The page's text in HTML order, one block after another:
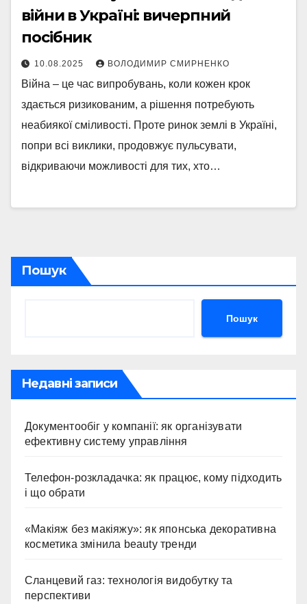
війни в Україні: вичерпний
посібник
10.08.2025 ВОЛОДИМИР СМИРНЕНКО
Війна – це час випробувань, коли кожен крок
здається ризикованим, а рішення потребують
неабиякої сміливості. Проте ринок землі в Україні,
попри всі виклики, продовжує пульсувати,
відкриваючи можливості для тих, хто…
Пошук
Пошук
Недавні записи
Документообіг у компанії: як організувати
ефективну систему управління
Телефон-розкладачка: як працює, кому підходить
і що обрати
«Макіяж без макіяжу»: як японська декоративна
косметика змінила beauty тренди
Сланцевий газ: технологія видобутку та
перспективи